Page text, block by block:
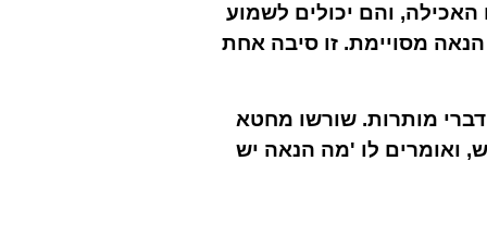
והם יכולים לשמוע
הנאה מסויימת. זו סיבה אחת
מותרות. שורשו מחטא
ואומרים לו 'מה הנאה יש